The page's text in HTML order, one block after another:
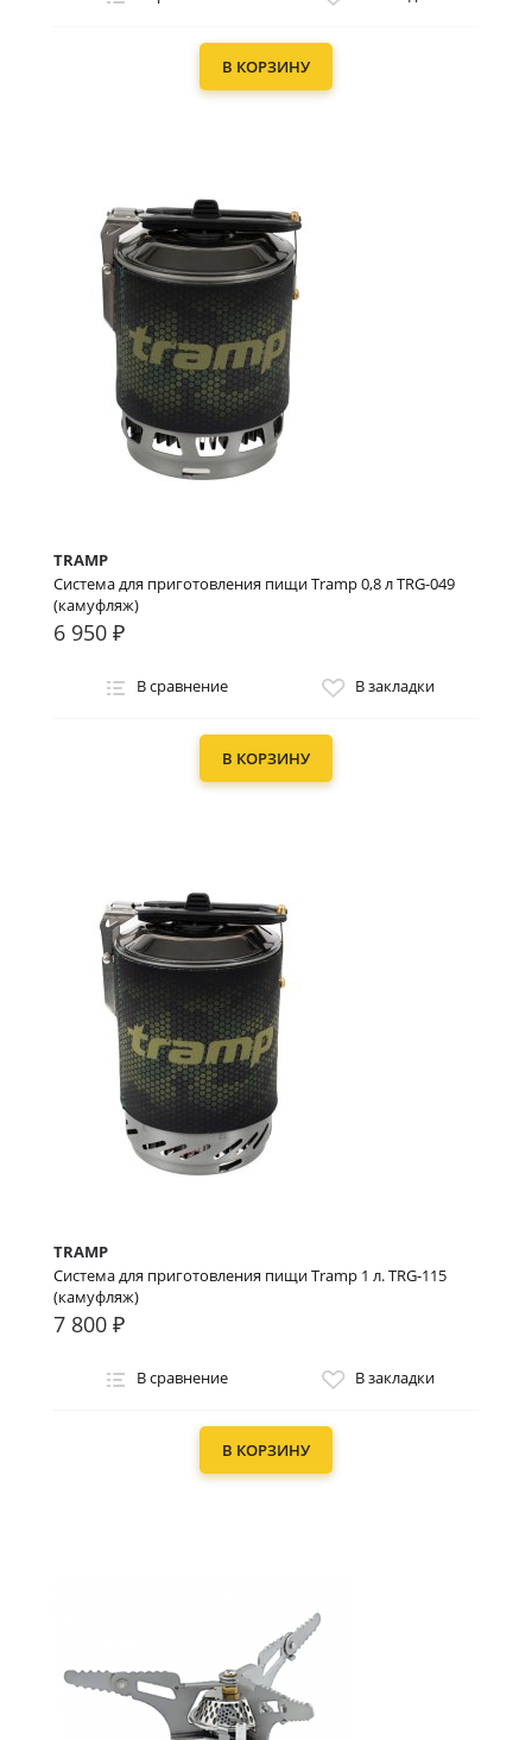
В КОРЗИНУ
TRAMP
Система для приготовления пищи Tramp 0,8 л TRG-049
(камуфляж)
6 950 ₽
В сравнение В закладки
В КОРЗИНУ
TRAMP
Система для приготовления пищи Tramp 1 л. TRG-115
(камуфляж)
7 800 ₽
В сравнение В закладки
В КОРЗИНУ